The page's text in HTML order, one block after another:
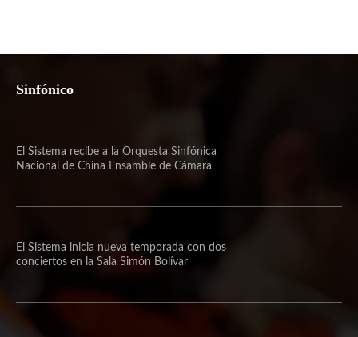
Sinfónico
El Sistema recibe a la Orquesta Sinfónica
Nacional de China Ensamble de Cámara
El Sistema inicia nueva temporada con dos
conciertos en la Sala Simón Bolívar